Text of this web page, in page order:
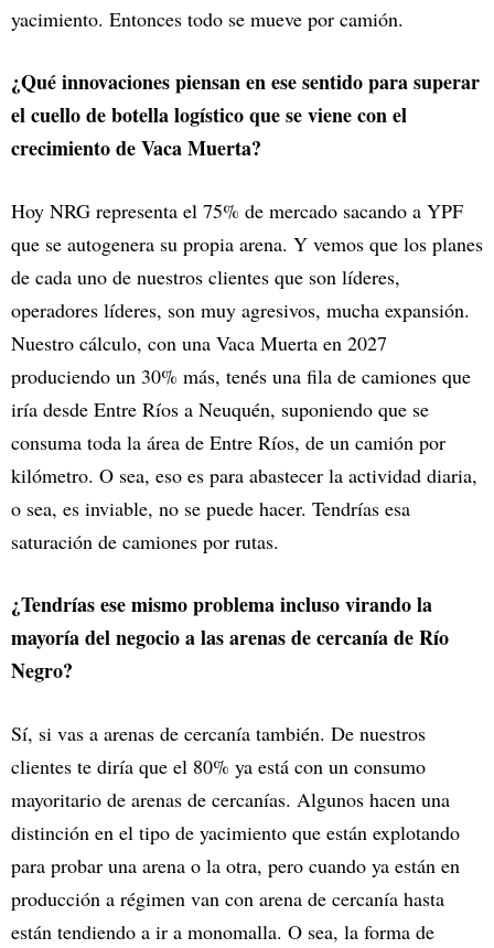
yacimiento. Entonces todo se mueve por camión.
¿Qué innovaciones piensan en ese sentido para superar
el cuello de botella logístico que se viene con el
crecimiento de Vaca Muerta?
Hoy NRG representa el 75% de mercado sacando a YPF
que se autogenera su propia arena. Y vemos que los planes
de cada uno de nuestros clientes que son líderes,
operadores líderes, son muy agresivos, mucha expansión.
Nuestro cálculo, con una Vaca Muerta en 2027
produciendo un 30% más, tenés una fila de camiones que
iría desde Entre Ríos a Neuquén, suponiendo que se
consuma toda la área de Entre Ríos, de un camión por
kilómetro. O sea, eso es para abastecer la actividad diaria,
o sea, es inviable, no se puede hacer. Tendrías esa
saturación de camiones por rutas.
¿Tendrías ese mismo problema incluso virando la
mayoría del negocio a las arenas de cercanía de Río
Negro?
Sí, si vas a arenas de cercanía también. De nuestros
clientes te diría que el 80% ya está con un consumo
mayoritario de arenas de cercanías. Algunos hacen una
distinción en el tipo de yacimiento que están explotando
para probar una arena o la otra, pero cuando ya están en
producción a régimen van con arena de cercanía hasta
están tendiendo a ir a monomalla. O sea, la forma de